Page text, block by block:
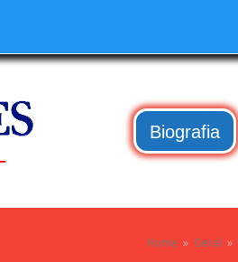
Biografia
Home » Geral »